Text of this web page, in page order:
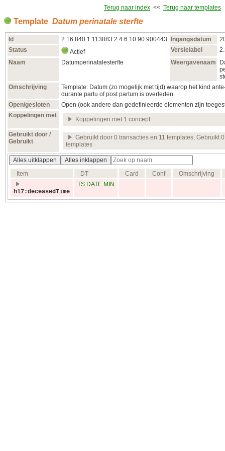
Terug naar index << Terug naar templates
Template Datum perinatale sterfte
Id 2.16.840.1.113883.2.4.6.10.90.900443 Ingangsdatum
Status
Actief Versielabel
Naam
Datumperinatalesterfte Weergavenaam
Omschrijving
Template: Datum (zo mogelijk met tijd) waarop het kind
durante partu of post partum is overleden.
Open/gesloten
Open (ook andere dan gedefinieerde elementen zijn
Koppelingen met
Koppelingen met 1 concept
Gebruikt door /
Gebruikt
Gebruikt door 0 transacties en 11 templates, Gebruikt 0
templates
Alles uitklappen
Alles inklappen
Item
DT Card Conf Omschrijving
hl7:deceasedTime
TS.DATE.MIN